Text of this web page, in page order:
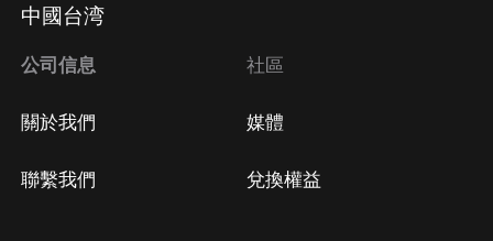
中國台湾
公司信息
關於我們
聯繫我們
社區
媒體
兌換權益